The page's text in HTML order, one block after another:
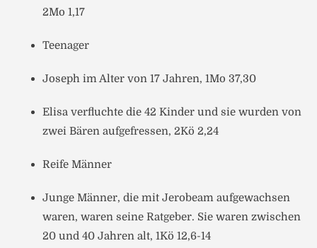
2Mo 1,17
Teenager
Joseph im Alter von 17 Jahren, 1Mo 37,30
Elisa verfluchte die 42 Kinder und sie wurden von
zwei Bären aufgefressen, 2Kö 2,24
Reife Männer
Junge Männer, die mit Jerobeam aufgewachsen
waren, waren seine Ratgeber. Sie waren zwischen
20 und 40 Jahren alt, 1Kö 12,6-14